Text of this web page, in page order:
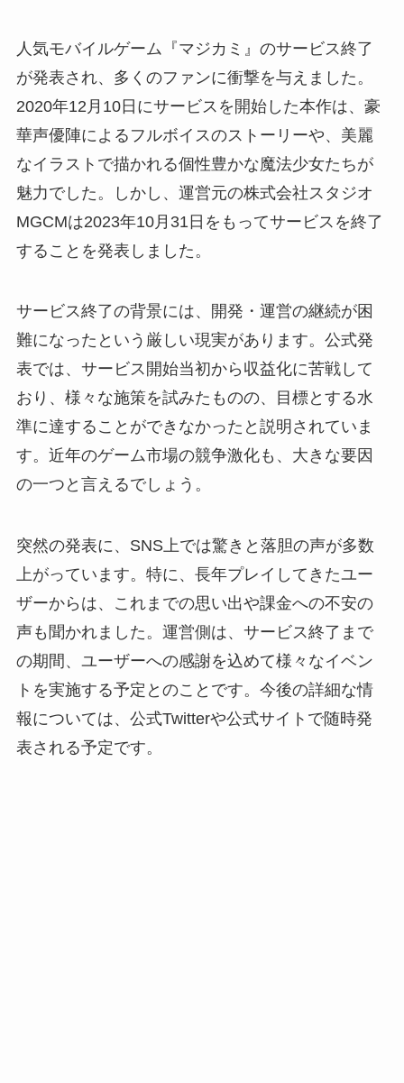
人気モバイルゲーム『マジカミ』のサービス終了
が発表され、多くのファンに衝撃を与えました。
2020年12月10日にサービスを開始した本作は、豪
華声優陣によるフルボイスのストーリーや、美麗
なイラストで描かれる個性豊かな魔法少女たちが
魅力でした。しかし、運営元の株式会社スタジオ
MGCMは2023年10月31日をもってサービスを終了
することを発表しました。
サービス終了の背景には、開発・運営の継続が困
難になったという厳しい現実があります。公式発
表では、サービス開始当初から収益化に苦戦して
おり、様々な施策を試みたものの、目標とする水
準に達することができなかったと説明されていま
す。近年のゲーム市場の競争激化も、大きな要因
の一つと言えるでしょう。
突然の発表に、SNS上では驚きと落胆の声が多数
上がっています。特に、長年プレイしてきたユー
ザーからは、これまでの思い出や課金への不安の
声も聞かれました。運営側は、サービス終了まで
の期間、ユーザーへの感謝を込めて様々なイベン
トを実施する予定とのことです。今後の詳細な情
報については、公式Twitterや公式サイトで随時発
表される予定です。